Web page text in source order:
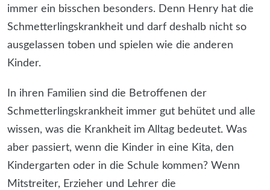
immer ein bisschen besonders. Denn Henry hat die
Schmetterlingskrankheit und darf deshalb nicht so
ausgelassen toben und spielen wie die anderen
Kinder.
In ihren Familien sind die Betroffenen der
Schmetterlingskrankheit immer gut behütet und alle
wissen, was die Krankheit im Alltag bedeutet. Was
aber passiert, wenn die Kinder in eine Kita, den
Kindergarten oder in die Schule kommen? Wenn
Mitstreiter, Erzieher und Lehrer die